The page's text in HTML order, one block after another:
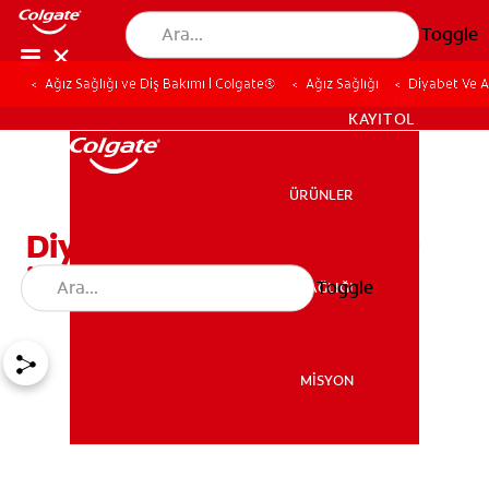
Toggle
MİSYON
KAYIT OL
ÜRÜNLER
AĞIZ SAĞLIĞI
MİSYON
Toggle
Ağız Sağlığı ve Diş Bakımı | Colgate® Ağız Sağlığı Diyabet Ve
Diyabet Ve Ağız Kuruluğu
İlişkisi